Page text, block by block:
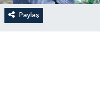
Paylaş